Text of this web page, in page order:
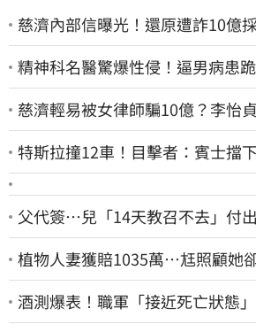
慈濟內部信曝光！還原遭詐10億
精神科名醫驚爆性侵！逼男病患
慈濟輕易被女律師騙10億？李怡
特斯拉撞12車！目擊者：賓士擋
父代簽…兒「14天教召不去」付
植物人妻獲賠1035萬…尪照顧她
酒測爆表！職軍「接近死亡狀態